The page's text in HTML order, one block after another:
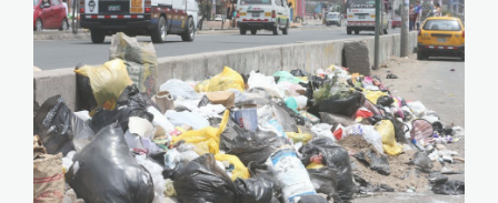
000269286W